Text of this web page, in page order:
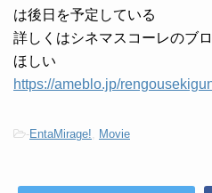
は後日を予定している
詳しくはシネマスコーレのブ
ほしい
https://ameblo.jp/
-EntaMirage! Movie